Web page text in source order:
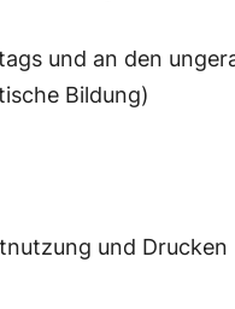
und an den
Bildung)
und Drucken